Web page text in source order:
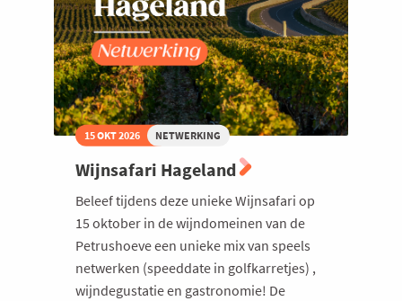
15 OKT 2026 NETWERKING
Wijnsafari Hageland
Beleef tijdens deze unieke Wijnsafari op
15 oktober in de wijndomeinen van de
Petrushoeve een unieke mix van speels
netwerken (speeddate in golfkarretjes) ,
wijndegustatie en gastronomie! De